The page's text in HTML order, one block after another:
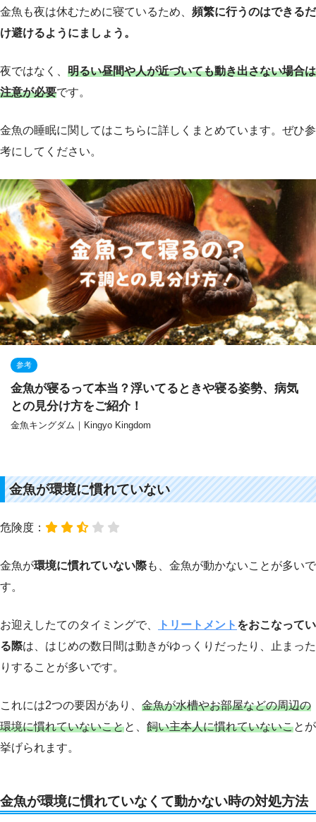
金魚も夜は休むために寝ているため、 頻繁に行うのはできるだ
け避けるようにましょう。
夜ではなく、 明るい昼間や人が近づいても動き出さない場合は
注意が必要です。
金魚の睡眠に関してはこちらに詳しくまとめています。ぜひ参
考にしてください。
参考
金魚が寝るって本当？浮いてるときや寝る姿勢、病気
との見分け方をご紹介！
金魚キングダム｜Kingyo Kingdom
金魚が環境に慣れていない
危険度：
金魚が環境に慣れていない際も、金魚が動かないことが多いで
す。
お迎えしたてのタイミングで、 トリートメント をおこなってい
る際は、はじめの数日間は動きがゆっくりだったり、止まった
りすることが多いです。
これには2つの要因があり、 金魚が水槽やお部屋などの周辺の
環境に慣れていないことと、 飼い主本人に慣れていないことが
挙げられます。
金魚が環境に慣れていなくて動かない時の対処方法